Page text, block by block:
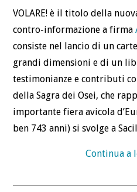
VOLARE! è il titolo della
contro-informazione a firma
consiste nel lancio di un
grandi dimensioni e di un
testimonianze e contributi
della Sagra dei Osei, che
importante fiera avicola
ben 743 anni) si svolge a
Continua a